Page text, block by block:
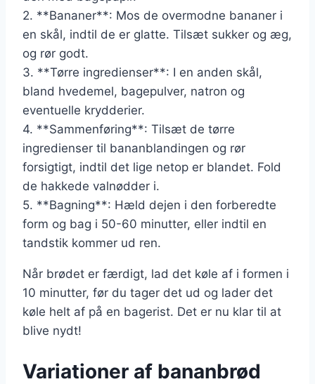
2. **Bananer**: Mos de overmodne bananer i
en skål, indtil de er glatte. Tilsæt sukker og æg,
og rør godt.
3. **Tørre ingredienser**: I en anden skål,
bland hvedemel, bagepulver, natron og
eventuelle krydderier.
4. **Sammenføring**: Tilsæt de tørre
ingredienser til bananblandingen og rør
forsigtigt, indtil det lige netop er blandet. Fold
de hakkede valnødder i.
5. **Bagning**: Hæld dejen i den forberedte
form og bag i 50-60 minutter, eller indtil en
tandstik kommer ud ren.
Når brødet er færdigt, lad det køle af i formen i
10 minutter, før du tager det ud og lader det
køle helt af på en bagerist. Det er nu klar til at
blive nydt!
Variationer af bananbrød